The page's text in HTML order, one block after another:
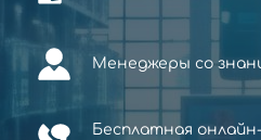
Менеджеры со
Бесплатная